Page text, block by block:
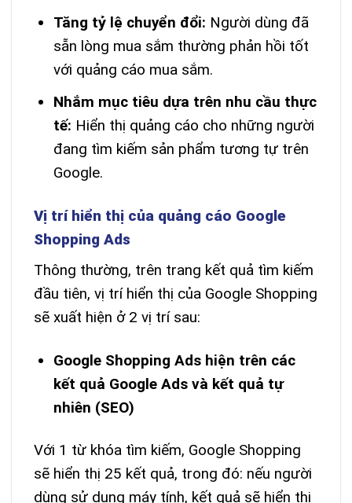
Tăng tỷ lệ chuyển đổi: Người dùng đã
sẵn lòng mua sắm thường phản hồi tốt
với quảng cáo mua sắm.
Nhắm mục tiêu dựa trên nhu cầu thực
tế: Hiển thị quảng cáo cho những người
đang tìm kiếm sản phẩm tương tự trên
Google.
Vị trí hiển thị của quảng cáo Google
Shopping Ads
Thông thường, trên trang kết quả tìm kiếm
đầu tiên, vị trí hiển thị của Google Shopping
sẽ xuất hiện ở 2 vị trí sau:
Google Shopping Ads hiện trên các
kết quả Google Ads và kết quả tự
nhiên (SEO)
Với 1 từ khóa tìm kiếm, Google Shopping
sẽ hiển thị 25 kết quả, trong đó: nếu người
dùng sử dụng máy tính, kết quả sẽ hiển thị